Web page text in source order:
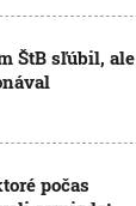
ŠtB sľúbil, ale
počas